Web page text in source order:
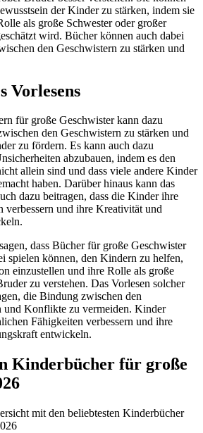
der Kinder zu stärken, indem sie
als große Schwester oder großer
wird. Bücher können auch dabei
den Geschwistern zu stärken und
Vorlesens
für große Geschwister kann dazu
den Geschwistern zu stärken und
zu fördern. Es kann auch dazu
abzubauen, indem es den
allein sind und dass viele andere Kinder
haben. Darüber hinaus kann das
dazu beitragen, dass die Kinder ihre
verbessern und ihre Kreativität und
dass Bücher für große Geschwister
spielen können, den Kindern zu helfen,
einzustellen und ihre Rolle als große
zu verstehen. Das Vorlesen solcher
die Bindung zwischen den
und Konflikte zu vermeiden. Kinder
Fähigkeiten verbessern und ihre
entwickeln.
Kinderbücher für große
mit den beliebtesten Kinderbücher